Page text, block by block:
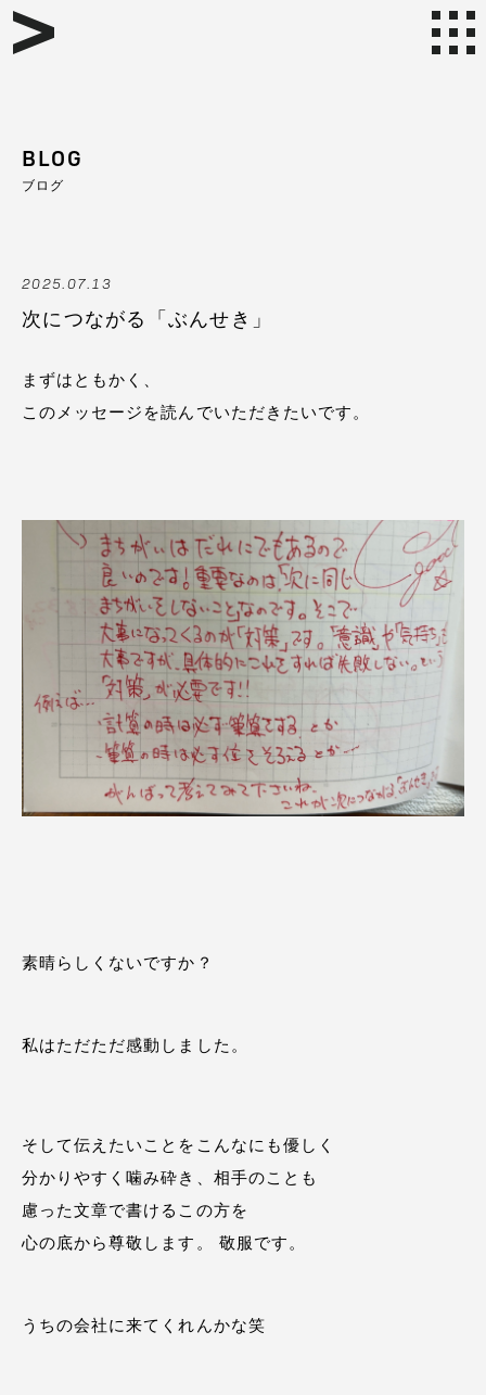
BLOG
ブログ
2025.07.13
次につながる「ぶんせき」
まずはともかく、
このメッセージを読んでいただきたいです。
素晴らしくないですか？
私はただただ感動しました。
そして伝えたいことをこんなにも優しく
分かりやすく噛み砕き、相手のことも
慮った文章で書けるこの方を
心の底から尊敬します。 敬服です。
うちの会社に来てくれんかな笑